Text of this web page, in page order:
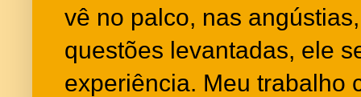
vê no palco, nas
questões levantadas, ele
experiência. Meu trabalho